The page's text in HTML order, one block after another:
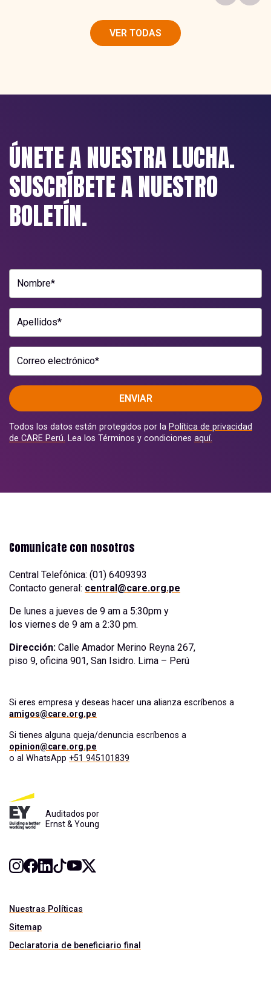
VER TODAS
ÚNETE A NUESTRA LUCHA.
SUSCRÍBETE A NUESTRO
BOLETÍN.
Nombre*
Apellidos*
Correo electrónico*
ENVIAR
Todos los datos están protegidos por la Política de privacidad
de CARE Perú.
Lea los Términos y condiciones aquí.
Comunícate con nosotros
Central Telefónica: (01) 6409393
Contacto general: central@care.org.pe
De lunes a jueves de 9 am a 5:30pm y
los viernes de 9 am a 2:30 pm.
Dirección: Calle Amador Merino Reyna 267,
piso 9, oficina 901, San Isidro. Lima – Perú
Si eres empresa y deseas hacer una alianza escríbenos a
amigos@care.org.pe
Si tienes alguna queja/denuncia escríbenos a
opinion@care.org.pe
o al WhatsApp +51 945101839
Auditados por
Ernst & Young
Nuestras Políticas
Sitemap
Declaratoria de beneficiario final